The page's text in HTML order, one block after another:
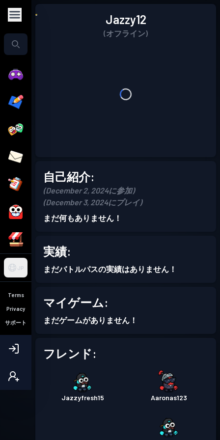
JP
Terms
Privacy
サポート
Jazzy12
(オフライン)
自己紹介:
(December 2, 2024に参加)
(December 3, 2024にプレイ)
まだ何もありません！
実績:
まだバトルパスの実績はありません！
マイゲーム:
まだゲームがありません！
フレンド:
Jazzyfresh15 Aaronas123